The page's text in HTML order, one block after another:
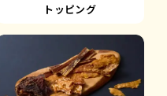
トッピング